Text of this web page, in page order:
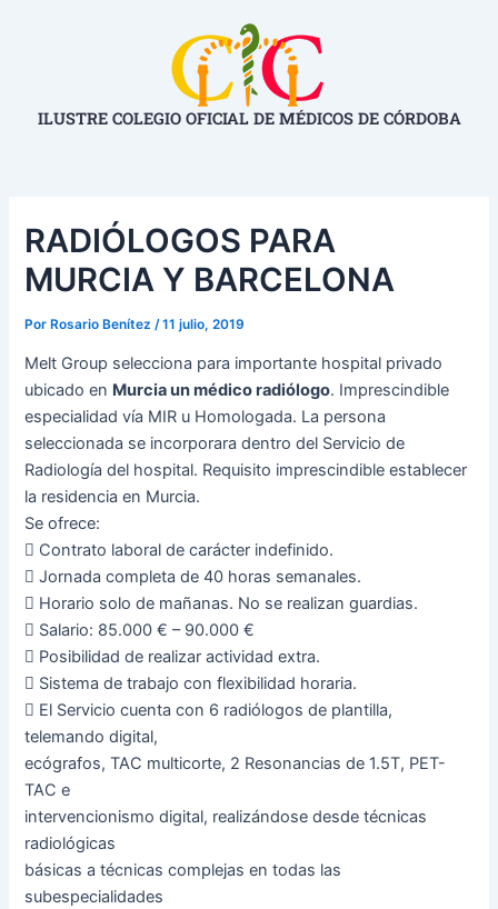
ILUSTRE COLEGIO OFICIAL DE MÉDICOS DE CÓRDOBA
RADIÓLOGOS PARA
MURCIA Y BARCELONA
PorRosario Benítez /11 julio, 2019
Melt Group selecciona para importante hospital privado
ubicado en Murcia un médico radiólogo. Imprescindible
especialidad vía MIR u Homologada. La persona
seleccionada se incorporara dentro del Servicio de
Radiología del hospital. Requisito imprescindible establecer
la residencia en Murcia.
Se ofrece:
 Contrato laboral de carácter indefinido.
 Jornada completa de 40 horas semanales.
 Horario solo de mañanas. No se realizan guardias.
 Salario: 85.000 € – 90.000 €
 Posibilidad de realizar actividad extra.
 Sistema de trabajo con flexibilidad horaria.
 El Servicio cuenta con 6 radiólogos de plantilla,
telemando digital,
ecógrafos, TAC multicorte, 2 Resonancias de 1.5T, PET-
TAC e
intervencionismo digital, realizándose desde técnicas
radiológicas
básicas a técnicas complejas en todas las
subespecialidades